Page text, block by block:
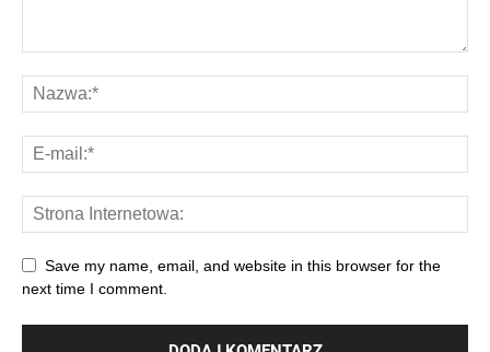
Save my name, email, and website in this browser for the
next time I comment.